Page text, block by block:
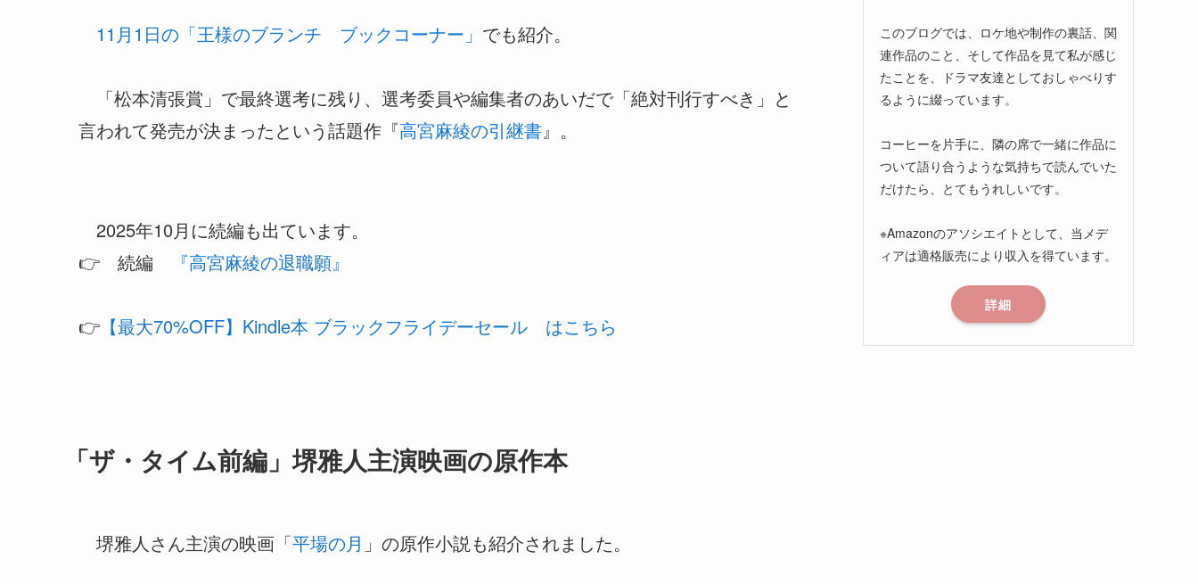
11月1日の「王様のブランチ ブックコーナー」 でも紹介。
「松本清張賞」で最終選考に残り、選考委員や編集者のあいだで「絶対刊行すべき」と
言われて発売が決まったという話題作『高宮麻綾の引継書』。
2025年10月に続編も出ています。
👉️ 続編
『高宮麻綾の退職願』
👉️ 【最大70%OFF】Kindle本 ブラックフライデーセール はこちら
「ザ・タイム前編」堺雅人主演映画の原作本
堺雅人さん主演の映画「平場の月 」の原作小説も紹介されました。
このブログでは、ロケ地や制作の裏話、関
連作品のこと、そして作品を見て私が感じ
たことを、ドラマ友達としておしゃべりす
るように綴っています。
コーヒーを片手に、隣の席で一緒に作品に
ついて語り合うような気持ちで読んでいた
だけたら、とてもうれしいです。
※Amazonのアソシエイトとして、当メデ
ィアは適格販売により収入を得ています。
詳細